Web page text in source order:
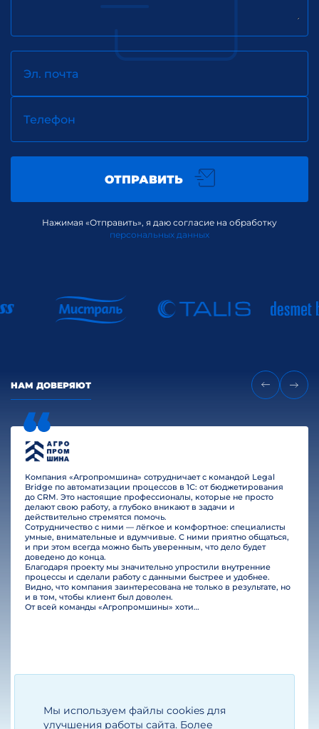
Мы используем файлы cookies для
улучшения работы сайта. Более
Эл. почта
Телефон
ОТПРАВИТЬ
Нажимая «Отправить», я даю согласие на обработку
персональных данных
НАМ ДОВЕРЯЮТ
Компания «Агропромшина» сотрудничает с командой Legal
Bridge по автоматизации процессов в 1С: от бюджетирования
до CRM. Это настоящие профессионалы, которые не просто
делают свою работу, а глубоко вникают в задачи и
действительно стремятся помочь.
Сотрудничество с ними — лёгкое и комфортное: специалисты
умные, внимательные и вдумчивые. С ними приятно общаться,
и при этом всегда можно быть уверенным, что дело будет
доведено до конца.
Благодаря проекту мы значительно упростили внутренние
процессы и сделали работу с данными быстрее и удобнее.
Видно, что компания заинтересована не только в результате, но
и в том, чтобы клиент был доволен.
От всей команды «Агропромшины» хотим поблагодарить специалистов Legal Bridge за отличную работу и человеческое отношение.…
Егизарян И.А.
Генеральный директор